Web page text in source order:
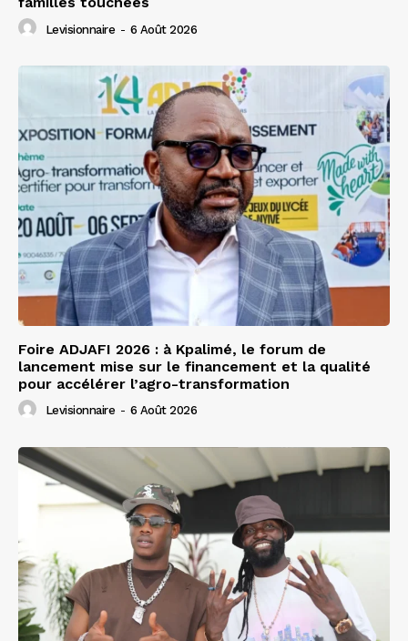
Levisionnaire - 6 Août 2026
Foire ADJAFI 2026 : à Kpalimé, le forum de
lancement mise sur le financement et la qualité
pour accélérer l’agro-transformation
Levisionnaire - 6 Août 2026